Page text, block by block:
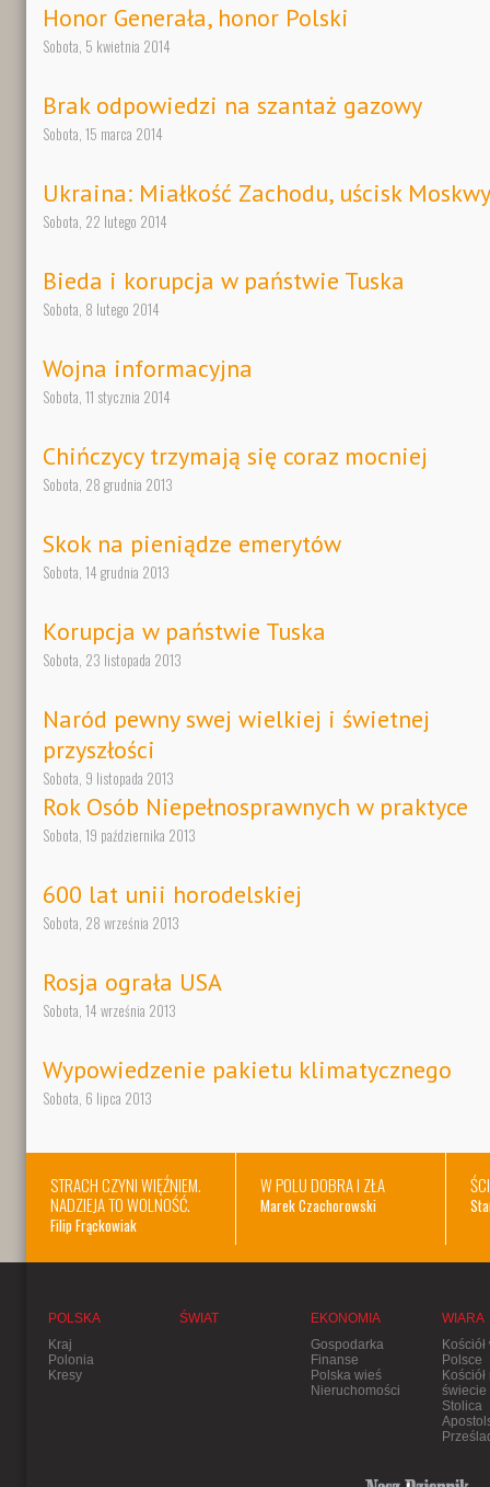
Honor Generała, honor Polski
Sobota, 5 kwietnia 2014
Brak odpowiedzi na szantaż gazowy
Sobota, 15 marca 2014
Ukraina: Miałkość Zachodu, uścisk Moskwy
Sobota, 22 lutego 2014
Bieda i korupcja w państwie Tuska
Sobota, 8 lutego 2014
Wojna informacyjna
Sobota, 11 stycznia 2014
Chińczycy trzymają się coraz mocniej
Sobota, 28 grudnia 2013
Skok na pieniądze emerytów
Sobota, 14 grudnia 2013
Korupcja w państwie Tuska
Sobota, 23 listopada 2013
Naród pewny swej wielkiej i świetnej
przyszłości
Sobota, 9 listopada 2013
Rok Osób Niepełnosprawnych w praktyce
Sobota, 19 października 2013
600 lat unii horodelskiej
Sobota, 28 września 2013
Rosja ograła USA
Sobota, 14 września 2013
Wypowiedzenie pakietu klimatycznego
Sobota, 6 lipca 2013
STRACH CZYNI WIĘŹNIEM.
NADZIEJA TO WOLNOŚĆ.
Filip Frąckowiak
W POLU DOBRA I ZŁA
Marek Czachorowski
POLSKA
Kraj
Polonia
Kresy
ŚWIAT
EKONOMIA
Gospodarka
Finanse
Polska wieś
Nieruchomości
WIARA
Kościół
Polsce
Kościół
świecie
Stolica